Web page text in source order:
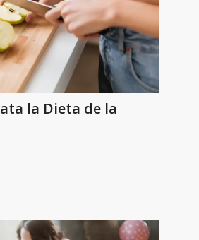
la Dieta de la